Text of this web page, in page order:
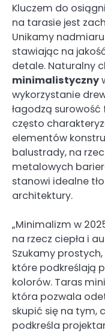
Kluczem do
na tarasie jest
Unikamy
stawiając na
detale. Naturalny
minimalistyczny
wykorzystanie
łagodzą
często
elementów
balustrady, na
metalowych
stanowi idealne
architektury.
„Minimalizm w
na rzecz ciepła i
Szukamy
które podkreślają
kolorów. Taras
która pozwala
skupić się na tym,
podkreśla